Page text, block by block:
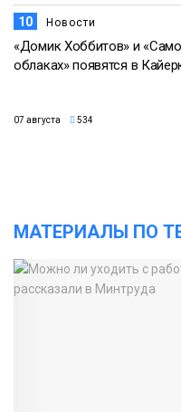
10 Новости
«Домик Хоббитов» и
облаках» появятся в
07 августа 534
МАТЕРИАЛЫ ПО